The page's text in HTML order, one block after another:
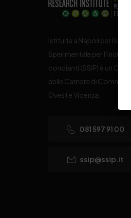
Istituita a Napoli per
Sperimentale per
concianti (SSIP) è un
delle Camere di
Ovest e Vicenza.
081 597 91 00
ssip@ssip.it